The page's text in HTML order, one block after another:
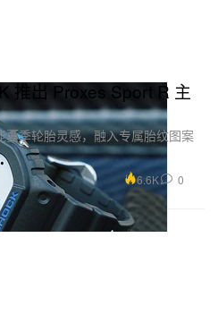
推出 Proxes Sport R 主
季轮胎灵感，融入专属胎纹图案
6.6K 0